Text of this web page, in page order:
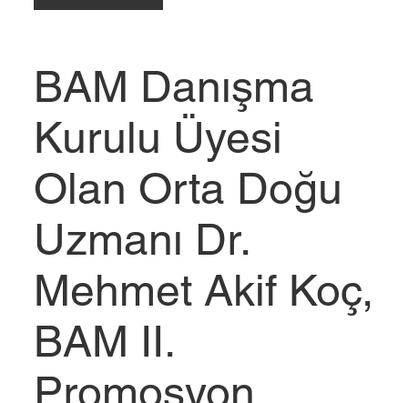
BAM Danışma
Kurulu Üyesi
Olan Orta Doğu
Uzmanı Dr.
Mehmet Akif Koç,
BAM II.
Promosyon